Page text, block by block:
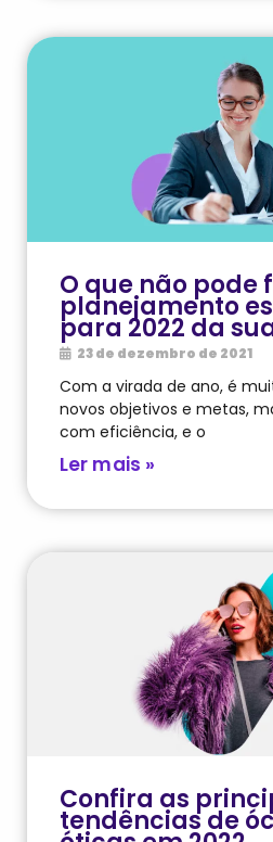
O que não pode
planejamento
para 2022 da
23 de dezembro de 2021
Com a virada de ano, é
novos objetivos e metas,
com eficiência, e o
Ler mais »
Confira as
tendências de